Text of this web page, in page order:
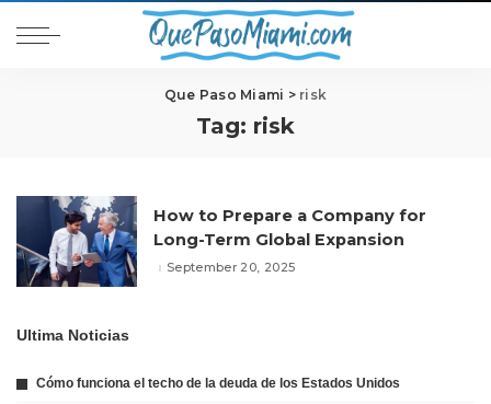
Que Paso Miami > risk
Tag: risk
How to Prepare a Company for
Long-Term Global Expansion
September 20, 2025
Ultima Noticias
Cómo funciona el techo de la deuda de los Estados Unidos